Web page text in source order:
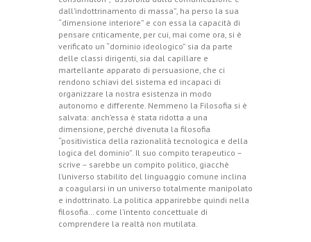
dall’indottrinamento di massa”, ha perso la sua
“dimensione interiore” e con essa la capacità di
pensare criticamente, per cui, mai come ora, si è
verificato un “dominio ideologico” sia da parte
delle classi dirigenti, sia dal capillare e
martellante apparato di persuasione, che ci
rendono schiavi del sistema ed incapaci di
organizzare la nostra esistenza in modo
autonomo e differente. Nemmeno la Filosofia si è
salvata: anch’essa è stata ridotta a una
dimensione, perché divenuta la filosofia
“positivistica della razionalità tecnologica e della
logica del dominio”. Il suo compito terapeutico –
scrive – sarebbe un compito politico, giacchè
l’universo stabilito del linguaggio comune inclina
a coagularsi in un universo totalmente manipolato
e indottrinato. La politica apparirebbe quindi nella
filosofia… come l’intento concettuale di
comprendere la realtà non mutilata.